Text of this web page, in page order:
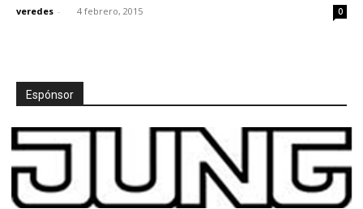
veredes - 4 febrero, 2015 0
Espónsor